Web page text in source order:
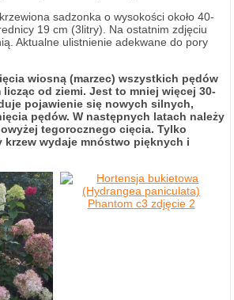
sadzonka o wysokości około 40-
19 cm (3litry). Na ostatnim zdjęciu
Aktualne ulistnienie adekwane do pory
wiosną (marzec) wszystkich pędów
licząc od ziemi. Jest to mniej więcej 30-
pojawienie się nowych silnych,
pędów. W następnych latach należy
tegorocznego cięcia. Tylko
krzew wydaje mnóstwo pięknych i